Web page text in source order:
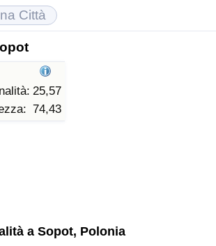
25,57
74,43
a Sopot, Polonia
Della Vita (corrente)
Della Vita
Vita per Nazione
delle Case (Corrente)
delle Case
delle Case per Nazione
della Vita
della Vita (Corrente)
della vita per Paese
Criminalità (Corrente)